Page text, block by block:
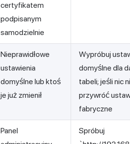
certyfikatem
podpisanym
samodzielnie
Nieprawidłowe
ustawienia
domyślne lub ktoś
je już zmienił
Wypróbuj
domyślne dla
tabeli; jeśli nic
przywróć
fabryczne
Panel
Spróbuj